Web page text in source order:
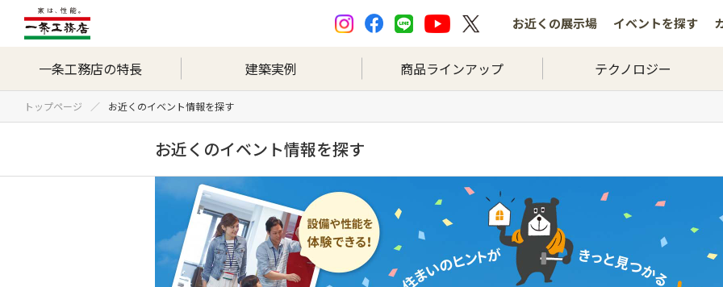
お近くの展示場 イベントを探す
一条工務店の特長 建築実例 商品ラインアップ テクノロジー
トップページ お近くのイベント情報を探す
お近くのイベント情報を探す